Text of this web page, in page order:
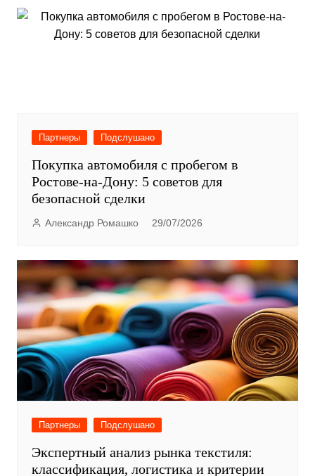
Партнеры Подслушано
Покупка автомобиля с пробегом в
Ростове-на-Дону: 5 советов для
безопасной сделки
Александр Ромашко 29/07/2026
Партнеры Подслушано
Экспертный анализ рынка текстиля:
классификация, логистика и критерии